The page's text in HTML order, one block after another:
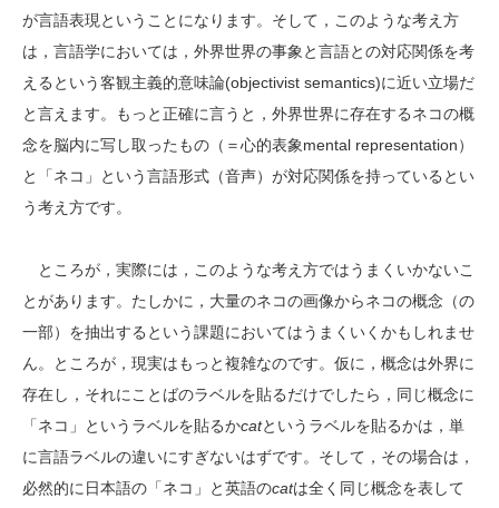
が言語表現ということになります。そして，このような考え方
は，言語学においては，外界世界の事象と言語との対応関係を考
えるという客観主義的意味論(objectivist semantics)に近い立場だ
と言えます。もっと正確に言うと，外界世界に存在するネコの概
念を脳内に写し取ったもの（＝心的表象mental representation）
と「ネコ」という言語形式（音声）が対応関係を持っているとい
う考え方です。
ところが，実際には，このような考え方ではうまくいかないこ
とがあります。たしかに，大量のネコの画像からネコの概念（の
一部）を抽出するという課題においてはうまくいくかもしれませ
ん。ところが，現実はもっと複雑なのです。仮に，概念は外界に
存在し，それにことばのラベルを貼るだけでしたら，同じ概念に
「ネコ」というラベルを貼るかcatというラベルを貼るかは，単
に言語ラベルの違いにすぎないはずです。そして，その場合は，
必然的に日本語の「ネコ」と英語のcatは全く同じ概念を表して